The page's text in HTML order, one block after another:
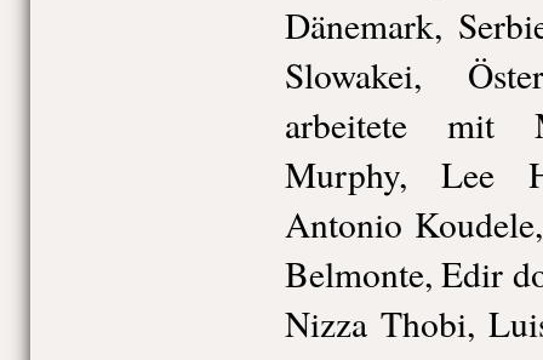
Dänemark,
Slowakei,
arbeitete mit
Murphy, Lee
Antonio
Belmonte, Edir
Nizza Thobi,